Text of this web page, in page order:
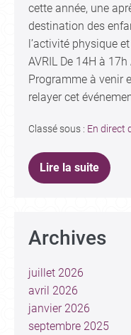
cette année, une
destination des
l’activité physique
AVRIL De 14H à
Programme à venir
relayer cet
Classé sous : En direct
Lire la suite
Archives
juillet 2026
avril 2026
janvier 2026
septembre 2025